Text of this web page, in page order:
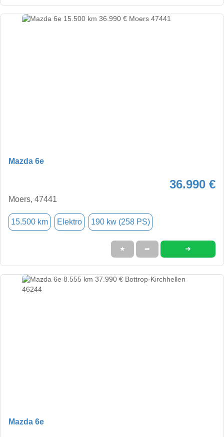
Mazda 6e
36.990 €
Moers, 47441
15.500 km Elektro 190 kw (258 PS)
★ ➦ ➜
Mazda 6e